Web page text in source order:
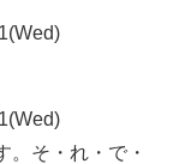
。そ・れ・で・